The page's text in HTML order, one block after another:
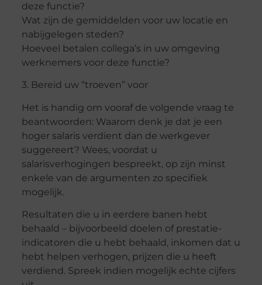
deze functie?
Wat zijn de gemiddelden voor uw locatie en
nabijgelegen steden?
Hoeveel betalen collega’s in uw omgeving
werknemers voor deze functie?
3. Bereid uw “troeven” voor
Het is handig om vooraf de volgende vraag te
beantwoorden: Waarom denk je dat je een
hoger salaris verdient dan de werkgever
suggereert? Wees, voordat u
salarisverhogingen bespreekt, op zijn minst
enkele van de argumenten zo specifiek
mogelijk.
Resultaten die u in eerdere banen hebt
behaald – bijvoorbeeld doelen of prestatie-
indicatoren die u hebt behaald, inkomen dat u
hebt helpen verhogen, prijzen die u heeft
verdiend. Spreek indien mogelijk echte cijfers